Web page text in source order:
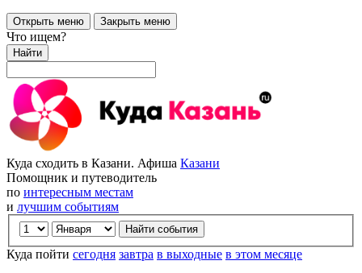
Открыть меню Закрыть меню
Что ищем?
Найти
Куда сходить в Казани. Афиша Казани
Помощник и путеводитель
по интересным местам
и лучшим событиям
Куда пойти сегодня завтра в выходные в этом месяце